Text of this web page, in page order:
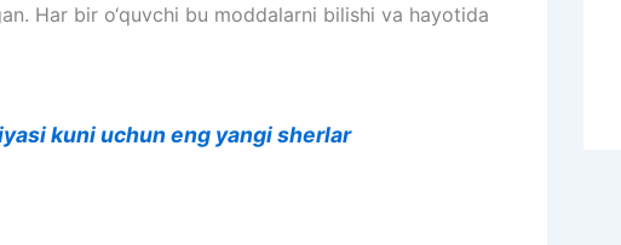
Har bir o‘quvchi bu moddalarni bilishi va hayotida
kuni uchun eng yangi sherlar